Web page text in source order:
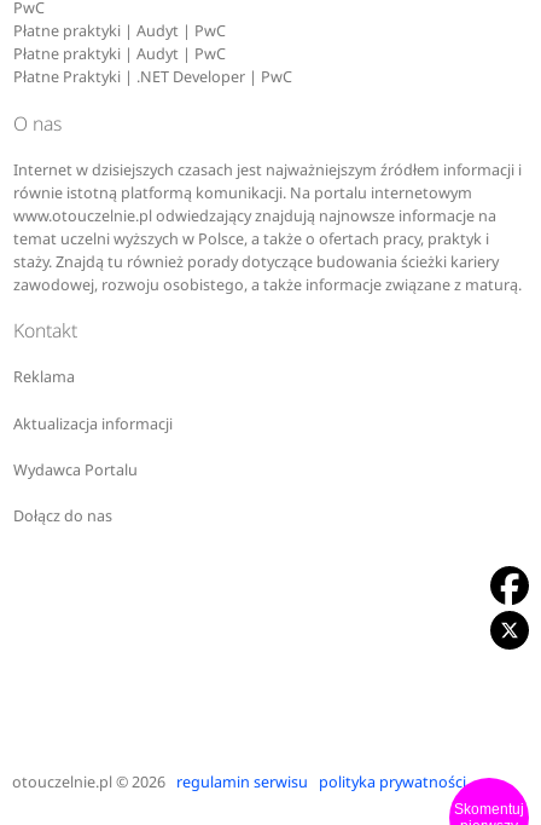
K
kosmetologia
L
logistyka
management
matematyka z informatyką
Skomentuj
PwC
Płatne praktyki | Audyt | PwC
Płatne praktyki | Audyt | PwC
Płatne Praktyki | .NET Developer | PwC
O nas
Internet w dzisiejszych czasach jest najważniejszym źródłem informacji i
równie istotną platformą komunikacji. Na portalu internetowym
www.otouczelnie.pl odwiedzający znajdują najnowsze informacje na
temat uczelni wyższych w Polsce, a także o ofertach pracy, praktyk i
staży. Znajdą tu również porady dotyczące budowania ścieżki kariery
zawodowej, rozwoju osobistego, a także informacje związane z maturą.
Kontakt
Reklama
Aktualizacja informacji
Wydawca Portalu
Dołącz do nas
otouczelnie.pl© 2026 regulamin serwisu polityka prywatności